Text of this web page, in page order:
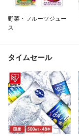
野菜・フルーツジュー
ス
タイムセール